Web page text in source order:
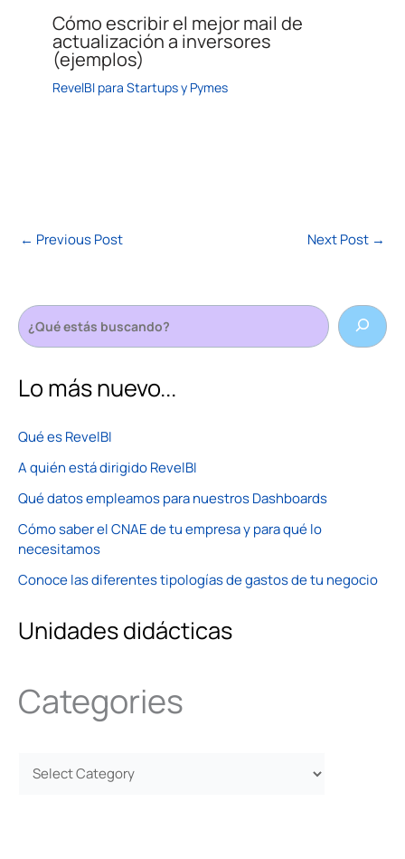
Cómo escribir el mejor mail de
actualización a inversores
(ejemplos)
RevelBI para Startups y Pymes
← Previous Post Next Post →
Lo más nuevo...
Qué es RevelBI
A quién está dirigido RevelBI
Qué datos empleamos para nuestros Dashboards
Cómo saber el CNAE de tu empresa y para qué lo
necesitamos
Conoce las diferentes tipologías de gastos de tu negocio
Unidades didácticas
Categories